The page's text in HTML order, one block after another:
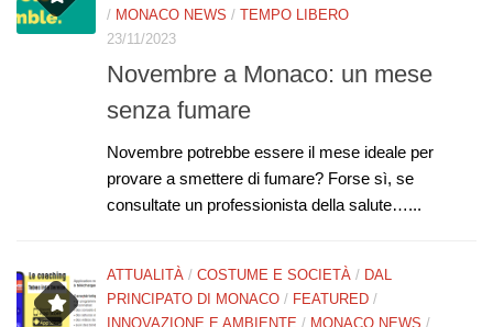
/ MONACO NEWS / TEMPO LIBERO
23/11/2023
Novembre a Monaco: un mese
senza fumare
Novembre potrebbe essere il mese ideale per
provare a smettere di fumare? Forse sì, se
consultate un professionista della salute…...
ATTUALITÀ / COSTUME E SOCIETÀ / DAL
PRINCIPATO DI MONACO / FEATURED /
INNOVAZIONE E AMBIENTE / MONACO NEWS /